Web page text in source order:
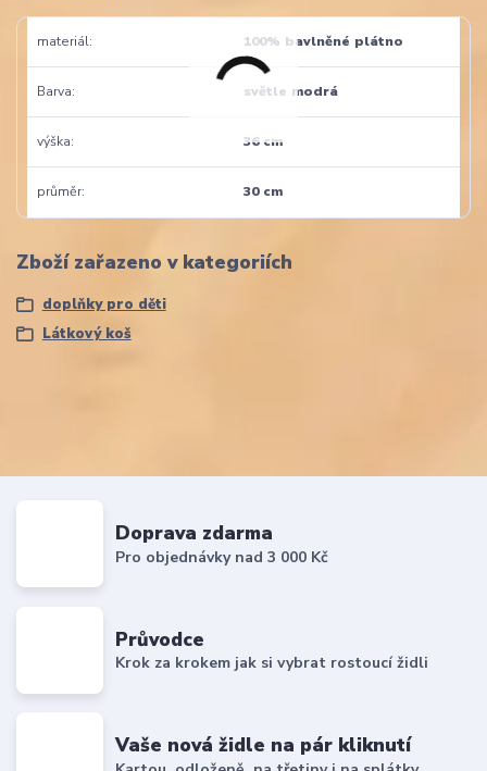
materiál 100% bavlněné plátno
Barva světle modrá
výška 36 cm
průměr 30 cm
Zboží zařazeno v kategoriích
doplňky pro děti
Látkový koš
Doprava zdarma
Pro objednávky nad 3 000 Kč
Průvodce
Krok za krokem jak si vybrat rostoucí židli
Vaše nová židle na pár kliknutí